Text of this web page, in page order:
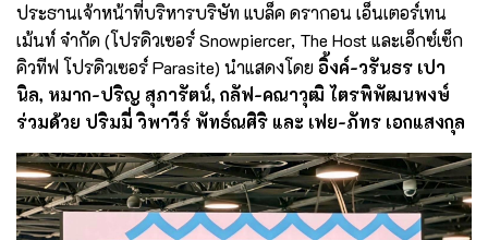
ประธานเจ้าหน้าที่บริหารบริษัท แบล็ค ดรากอน เอ็นเตอร์เทน
เม้นท์ จำกัด (โปรดิวเซอร์ Snowpiercer, The Host และเอ็กซ์เซ็ก
คิวทีฟ โปรดิวเซอร์ Parasite) นำแสดงโดย อิ้งค์-วรันธร เปา
นิล, หมาก-ปริญ สุภารัตน์, กลัฟ-คณาวุฒิ ไตรพิพัฒนพงษ์
ร่วมด้วย ปริมมี่ วิพาวีร์ พัทธ์ณศิริ และ เฟย-ภัทร เอกแสงกุล